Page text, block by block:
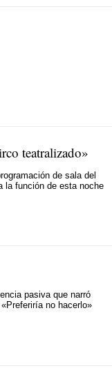
teatralizado»
de sala del
la función de esta noche
pasiva que narró
no hacerlo»